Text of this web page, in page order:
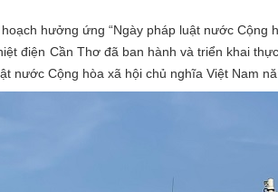
hưởng ứng “Ngày pháp luật nước
điện Cần Thơ đã ban hành và triển khai
nước Cộng hòa xã hội chủ nghĩa Việt Nam